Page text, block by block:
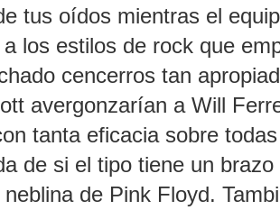
tus oídos mientras el
los estilos de rock que
cencerros tan
avergonzarían a Will
tanta eficacia sobre
de si el tipo tiene un brazo
de Pink Floyd.